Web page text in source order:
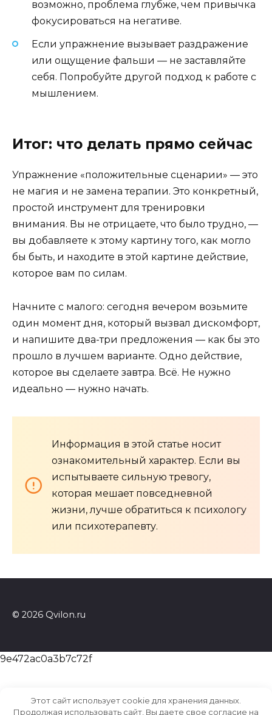
возможно, проблема глубже, чем привычка
фокусироваться на негативе.
Если упражнение вызывает раздражение
или ощущение фальши — не заставляйте
себя. Попробуйте другой подход к работе с
мышлением.
Итог: что делать прямо сейчас
Упражнение «положительные сценарии» — это
не магия и не замена терапии. Это конкретный,
простой инструмент для тренировки
внимания. Вы не отрицаете, что было трудно, —
вы добавляете к этому картину того, как могло
бы быть, и находите в этой картине действие,
которое вам по силам.
Начните с малого: сегодня вечером возьмите
один момент дня, который вызвал дискомфорт,
и напишите два-три предложения — как бы это
прошло в лучшем варианте. Одно действие,
которое вы сделаете завтра. Всё. Не нужно
идеально — нужно начать.
Информация в этой статье носит
ознакомительный характер. Если вы
испытываете сильную тревогу,
которая мешает повседневной
жизни, лучше обратиться к психологу
или психотерапевту.
© 2026 Qvilon.ru
9e472ac0a3b7c72f
Этот сайт использует cookie для хранения данных.
Продолжая использовать сайт, Вы даете свое согласие на